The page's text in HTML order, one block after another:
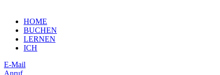
HOME
BUCHEN
LERNEN
ICH
E-Mail
Anruf